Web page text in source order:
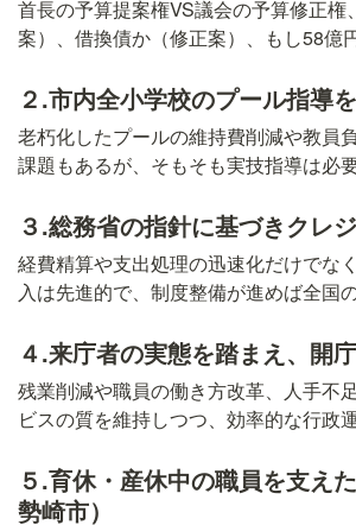
首長の予算提案権VS議会の予算修正
案）、借換債か（修正案）、もし58億
２.市内全小学校のプール指導
老朽化したプールの維持費削減や教員
課題もあるが、そもそも実技指導は必
３.総務省の指針に基づきクレ
経費精算や支出処理の迅速化だけでな
入は先進的で、制度整備が進めば全国
４.来庁者の実態を踏まえ、開
残業削減や職員の働き方改革、人手不
ビスの質を維持しつつ、効率的な行政
５.育休・産休中の職員を支え
勢崎市）